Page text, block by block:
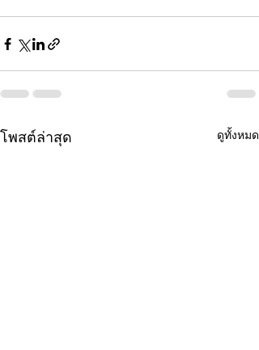
โพสต์ล่าสุด ดูทั้งหมด